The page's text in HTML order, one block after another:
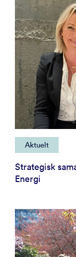
Aktuelt
Strategisk
Energi